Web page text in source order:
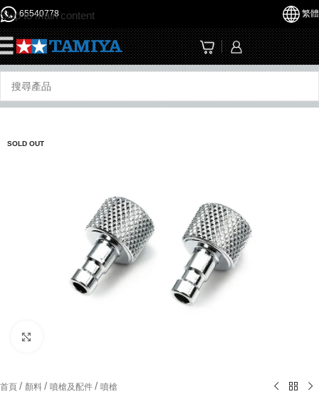
Skip to main content
65540778 繁體
SOLD OUT
首頁 / 顏料 / 噴槍及配件 / 噴槍